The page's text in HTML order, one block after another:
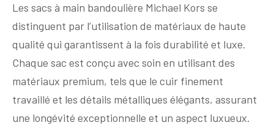
Les sacs à main bandoulière Michael Kors se
distinguent par l’utilisation de matériaux de haute
qualité qui garantissent à la fois durabilité et luxe.
Chaque sac est conçu avec soin en utilisant des
matériaux premium, tels que le cuir finement
travaillé et les détails métalliques élégants, assurant
une longévité exceptionnelle et un aspect luxueux.